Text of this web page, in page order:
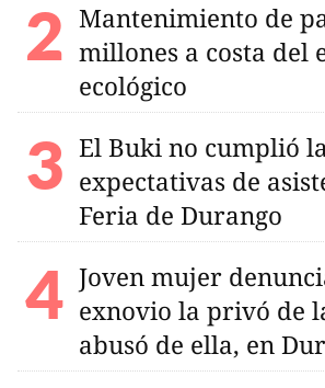
Mantenimiento de
millones a costa del
ecológico
El Buki no cumplió
expectativas de
Feria de Durango
Joven mujer
exnovio la privó de
abusó de ella, en